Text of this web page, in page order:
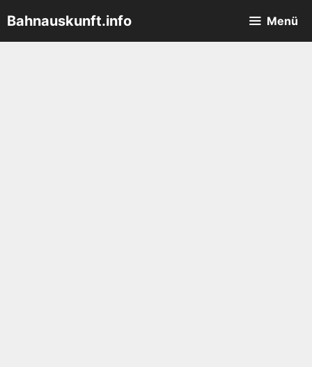
Inhalt
springen
Bahnauskunft.info Menü